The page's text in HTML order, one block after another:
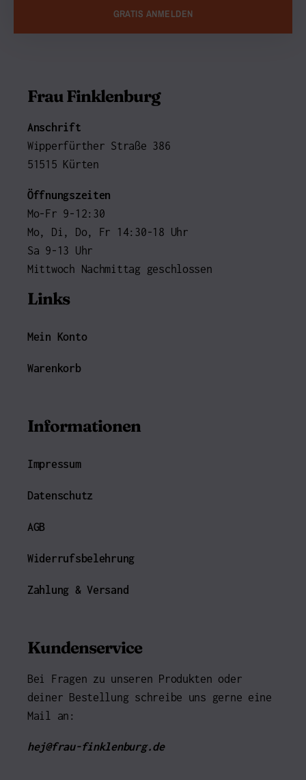
GRATIS ANMELDEN
Frau Finklenburg
Anschrift
Wipperfürther Straße 386
51515 Kürten
Öffnungszeiten
Mo-Fr 9-12:30
Mo, Di, Do, Fr 14:30-18 Uhr
Sa 9-13 Uhr
Mittwoch Nachmittag geschlossen
Links
Mein Konto
Warenkorb
Informationen
Impressum
Datenschutz
AGB
Widerrufsbelehrung
Zahlung & Versand
Kundenservice
Bei Fragen zu unseren Produkten oder
deiner Bestellung schreibe uns gerne eine
Mail an:
hej@frau-finklenburg.de